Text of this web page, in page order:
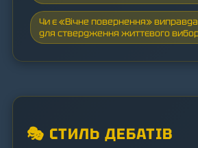
Чи є «Вічне повернення»
для ствердження життєвого
🎭 СТИЛЬ ДЕБАТІВ